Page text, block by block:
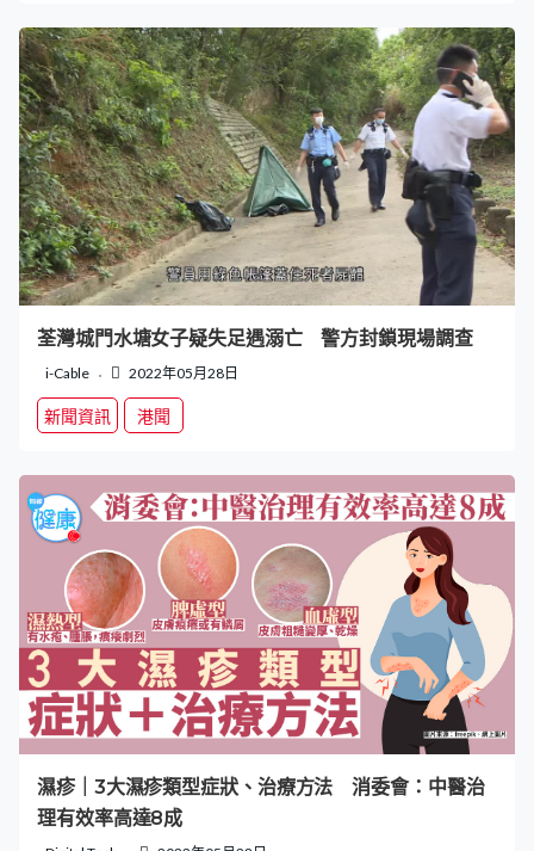
荃灣城門水塘女子疑失足遇溺亡 警方封鎖現場調查
i-Cable 2022年05月28日
新聞資訊 港聞
濕疹｜3大濕疹類型症狀、治療方法 消委會：中醫治
理有效率高達8成